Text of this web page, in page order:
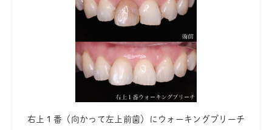
右上１番（向かって左上前歯）にウォーキングブリーチ